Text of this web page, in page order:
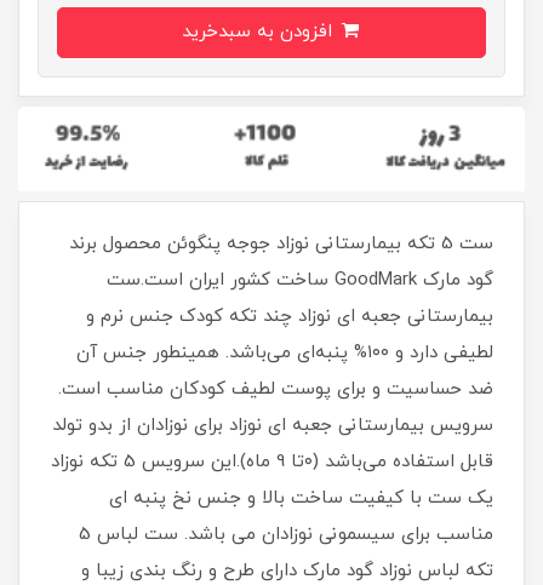
ست 5 تکه بیمارستانی نوزاد جوجه پنگوئن محصول برند
گود مارک GoodMark ساخت کشور ایران است.ست
بیمارستانی جعبه ای نوزاد چند تکه کودک جنس نرم و
لطیفی دارد و ۱۰۰% پنبه‌ای می‌باشد. همینطور جنس آن
ضد حساسیت و برای پوست لطیف کودکان مناسب است.
سرویس بیمارستانی جعبه ای نوزاد برای نوزادان از بدو تولد
قابل استفاده می‌باشد (۰تا 9 ماه).این سرویس 5 تکه نوزاد
یک ست با کیفیت ساخت بالا و جنس نخ پنبه ای
مناسب برای سیسمونی نوزادان می باشد. ست لباس 5
تکه لباس نوزاد گود مارک دارای طرح و رنگ بندی زیبا و